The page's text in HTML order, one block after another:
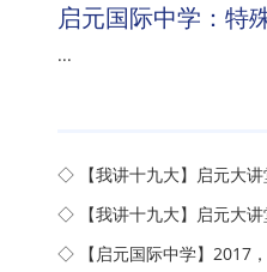
启元国际中学：特
...
◇ 【我讲十九大】启元大讲
◇ 【我讲十九大】启元大讲
◇ 【启元国际中学】2017